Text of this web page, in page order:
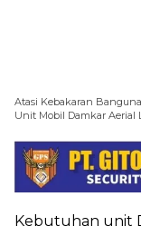
Atasi Kebakaran
Unit Mobil Damkar Aerial
Kebutuhan unit